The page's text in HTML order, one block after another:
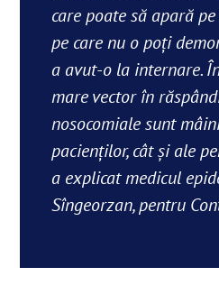
care poate să apară
pe care nu o poți
a avut-o la internare.
mare vector în
nosocomiale sunt
pacienților, cât și ale
a explicat medicul
Sîngeorzan, pentru